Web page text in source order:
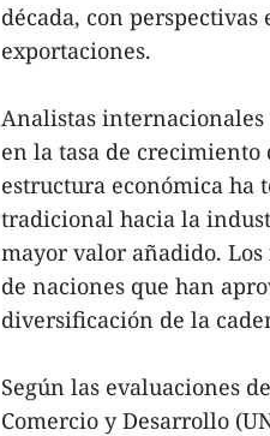
década, con
exportaciones.
Analistas internacionales
en la tasa de crecimiento
estructura económica
tradicional hacia la
mayor valor añadido.
de naciones que han
diversificación de la
Según las evaluaciones
Comercio y Desarrollo